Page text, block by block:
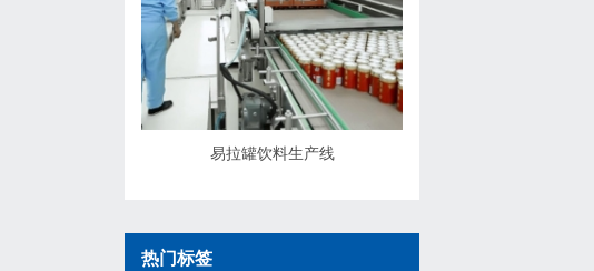
易拉罐饮料生产线
热门标签